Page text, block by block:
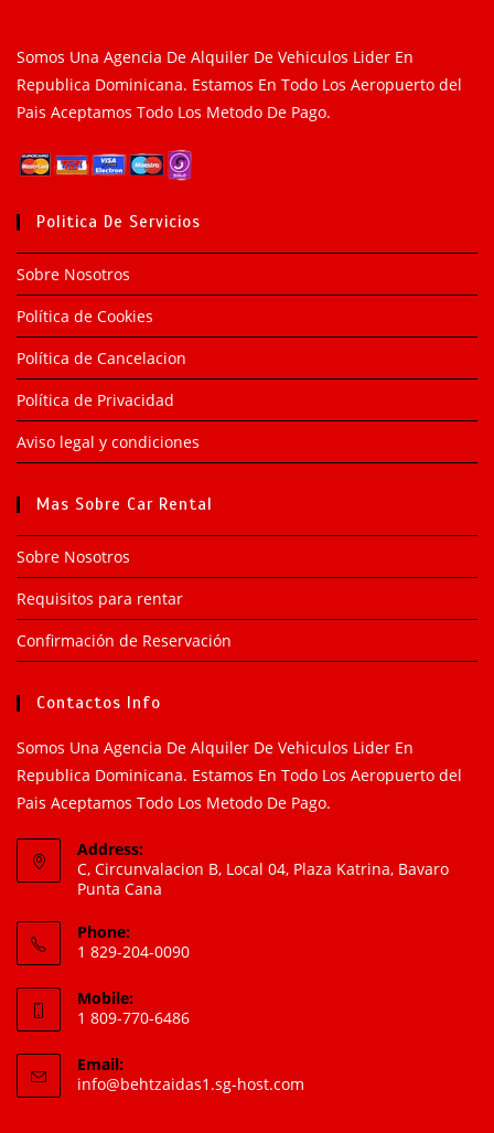
Somos Una Agencia De Alquiler De Vehiculos Lider En
Republica Dominicana. Estamos En Todo Los Aeropuerto del
Pais Aceptamos Todo Los Metodo De Pago.
Politica De Servicios
Sobre Nosotros
Política de Cookies
Política de Cancelacion
Política de Privacidad
Aviso legal y condiciones
Mas Sobre Car Rental
Sobre Nosotros
Requisitos para rentar
Confirmación de Reservación
Contactos Info
Somos Una Agencia De Alquiler De Vehiculos Lider En
Republica Dominicana. Estamos En Todo Los Aeropuerto del
Pais Aceptamos Todo Los Metodo De Pago.
Address:
C, Circunvalacion B, Local 04, Plaza Katrina, Bavaro
Punta Cana
Phone:
1 829-204-0090
Mobile:
1 809-770-6486
Email:
info@behtzaidas1.sg-host.com